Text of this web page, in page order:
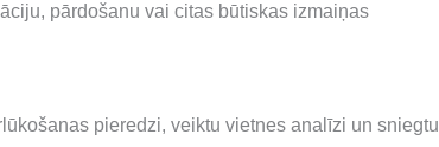
pārdošanu vai citas būtiskas izmaiņas
pieredzi, veiktu vietnes analīzi un sniegtu